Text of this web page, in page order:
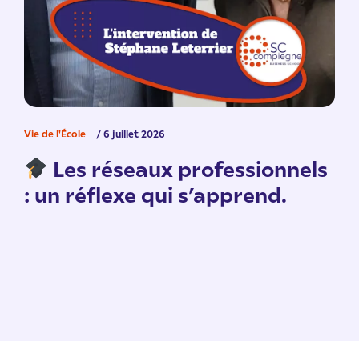
Vie de l'École / 6 juillet 2026
Les réseaux professionnels
: un réflexe qui s’apprend.